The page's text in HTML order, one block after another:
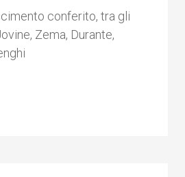
conferito, tra gli
Zema, Durante,